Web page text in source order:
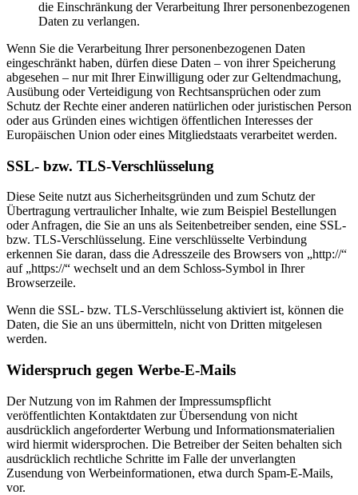
die Einschränkung der Verarbeitung Ihrer personenbezogenen
Daten zu verlangen.
Wenn Sie die Verarbeitung Ihrer personenbezogenen Daten
eingeschränkt haben, dürfen diese Daten – von ihrer Speicherung
abgesehen – nur mit Ihrer Einwilligung oder zur Geltendmachung,
Ausübung oder Verteidigung von Rechtsansprüchen oder zum
Schutz der Rechte einer anderen natürlichen oder juristischen Person
oder aus Gründen eines wichtigen öffentlichen Interesses der
Europäischen Union oder eines Mitgliedstaats verarbeitet werden.
SSL- bzw. TLS-Verschlüsselung
Diese Seite nutzt aus Sicherheitsgründen und zum Schutz der
Übertragung vertraulicher Inhalte, wie zum Beispiel Bestellungen
oder Anfragen, die Sie an uns als Seitenbetreiber senden, eine SSL-
bzw. TLS-Verschlüsselung. Eine verschlüsselte Verbindung
erkennen Sie daran, dass die Adresszeile des Browsers von „http://“
auf „https://“ wechselt und an dem Schloss-Symbol in Ihrer
Browserzeile.
Wenn die SSL- bzw. TLS-Verschlüsselung aktiviert ist, können die
Daten, die Sie an uns übermitteln, nicht von Dritten mitgelesen
werden.
Widerspruch gegen Werbe-E-Mails
Der Nutzung von im Rahmen der Impressumspflicht
veröffentlichten Kontaktdaten zur Übersendung von nicht
ausdrücklich angeforderter Werbung und Informationsmaterialien
wird hiermit widersprochen. Die Betreiber der Seiten behalten sich
ausdrücklich rechtliche Schritte im Falle der unverlangten
Zusendung von Werbeinformationen, etwa durch Spam-E-Mails,
vor.